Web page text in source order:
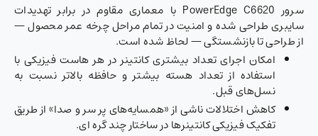
سرور PowerEdge C6620 با معماری مقاوم در برابر تهدیدات
سایبری طراحی شده و امنیت در تمام مراحل چرخه عمر محصول —
از طراحی تا بازنشستگی — لحاظ شده است.
امکان اجرای تعداد بیشتری کانتینر در هر هاست فیزیکی با
استفاده از تعداد هسته بیشتر و حافظه بالاتر نسبت به
نسل‌های قبل.
کاهش اختلالات ناشی از «همسایه‌های پر سر و صدا» از طریق
تفکیک فیزیکی کانتینرها در ساختار چند گره ای.